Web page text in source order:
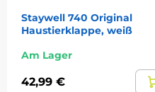
Staywell 740 Original
Haustierklappe, weiß
Am Lager
42,99 €